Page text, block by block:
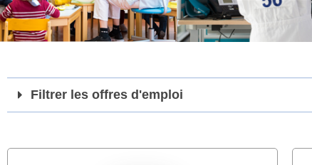
Filtrer les offres d'emploi